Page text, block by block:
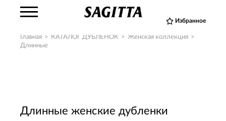
Избранное
Главная > КАТАЛОГ ДУБЛЕНОК > Женская коллекция >
Длинные
Длинные женские дубленки